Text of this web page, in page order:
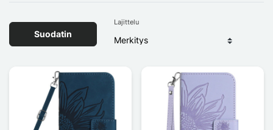
Suodatin
Lajittelu